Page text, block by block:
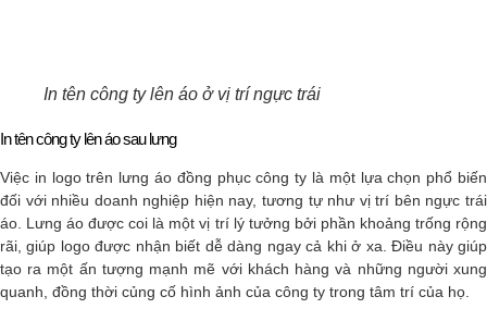
In tên công ty lên áo ở vị trí ngực trái
In tên công ty lên áo sau lưng
Việc in logo trên lưng áo đồng phục công ty là một lựa chọn phổ biến
đối với nhiều doanh nghiệp hiện nay, tương tự như vị trí bên ngực trái
áo. Lưng áo được coi là một vị trí lý tưởng bởi phần khoảng trống rộng
rãi, giúp logo được nhận biết dễ dàng ngay cả khi ở xa. Điều này giúp
tạo ra một ấn tượng mạnh mẽ với khách hàng và những người xung
quanh, đồng thời củng cố hình ảnh của công ty trong tâm trí của họ.